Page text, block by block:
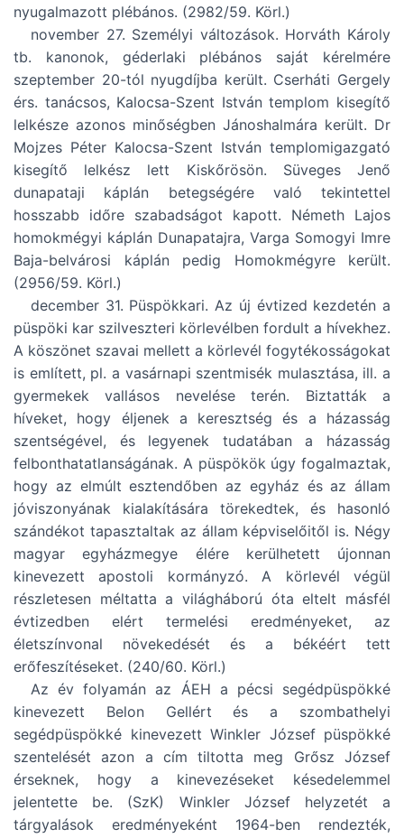
nyugalmazott plébános. (2982/59. Körl.)
november 27. Személyi változások. Horváth Károly
tb. kanonok, géderlaki plébános saját kérelmére
szeptember 20-tól nyugdíjba került. Cserháti Gergely
érs. tanácsos, Kalocsa-Szent István templom kisegítő
lelkésze azonos minőségben Jánoshalmára került. Dr
Mojzes Péter Kalocsa-Szent István templomigazgató
kisegítő lelkész lett Kiskőrösön. Süveges Jenő
dunapataji káplán betegségére való tekintettel
hosszabb időre szabadságot kapott. Németh Lajos
homokmégyi káplán Dunapatajra, Varga Somogyi Imre
Baja-belvárosi káplán pedig Homokmégyre került.
(2956/59. Körl.)
december 31. Püspökkari. Az új évtized kezdetén a
püspöki kar szilveszteri körlevélben fordult a hívekhez.
A köszönet szavai mellett a körlevél fogytékosságokat
is említett, pl. a vasárnapi szentmisék mulasztása, ill. a
gyermekek vallásos nevelése terén. Biztatták a
híveket, hogy éljenek a keresztség és a házasság
szentségével, és legyenek tudatában a házasság
felbonthatatlanságának. A püspökök úgy fogalmaztak,
hogy az elmúlt esztendőben az egyház és az állam
jóviszonyának kialakítására törekedtek, és hasonló
szándékot tapasztaltak az állam képviselőitől is. Négy
magyar egyházmegye élére kerülhetett újonnan
kinevezett apostoli kormányzó. A körlevél végül
részletesen méltatta a világháború óta eltelt másfél
évtizedben elért termelési eredményeket, az
életszínvonal növekedését és a békéért tett
erőfeszítéseket. (240/60. Körl.)
Az év folyamán az ÁEH a pécsi segédpüspökké
kinevezett Belon Gellért és a szombathelyi
segédpüspökké kinevezett Winkler József püspökké
szentelését azon a cím tiltotta meg Grősz József
érseknek, hogy a kinevezéseket késedelemmel
jelentette be. (SzK) Winkler József helyzetét a
tárgyalások eredményeként 1964-ben rendezték,